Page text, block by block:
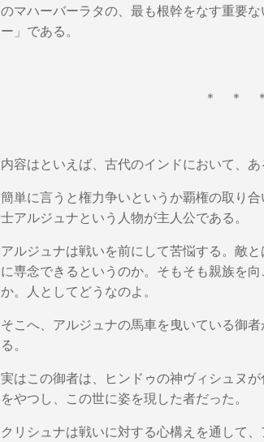
のマハーバーラタの、最も根幹をなす重要
ー」である。
＊ ＊ ＊
内容はといえば、古代のインドにおいて、あ
簡単に言うと権力争いというか覇権の取り
士アルジュナという人物が主人公である。
アルジュナは戦いを前にして苦悩する。敵
に専念できるというのか。そもそも親族を
か。人としてどうなのよ。
そこへ、アルジュナの馬車を曳いている御
る。
実はこの御者は、ヒンドゥの神ヴィシュヌ
をやつし、この世に姿を現した者だった。
クリシュナは戦いに対する心構えを通して、